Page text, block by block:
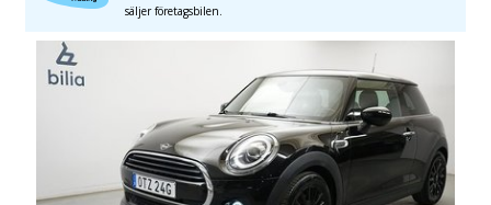
säljer företagsbilen.